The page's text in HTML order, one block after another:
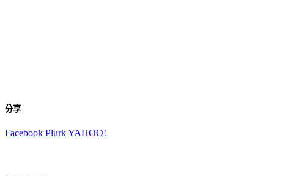
分享
Facebook PlurkYAHOO!